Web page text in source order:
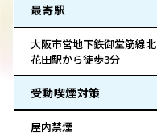
最寄駅
大阪市営地下鉄御堂筋線北
花田駅から徒歩3分
受動喫煙対策
屋内禁煙